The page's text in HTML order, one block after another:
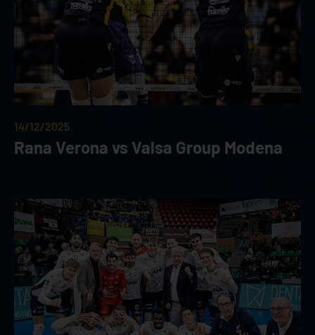
14/12/2025
Rana Verona vs Valsa Group Modena